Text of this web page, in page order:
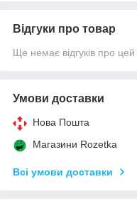
Відгуки про товар
Ще немає відгуків про цей
Умови доставки
Нова Пошта
Магазини Rozetka
Всі умови доставки